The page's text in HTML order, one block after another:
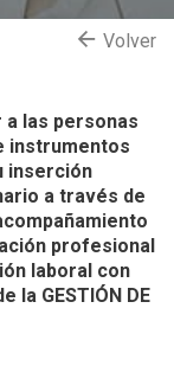
Volver
las personas
instrumentos
inserción
a través de
profesional
laboral con
la GESTIÓN DE